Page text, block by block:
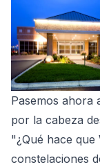
Pasemos ahora
por la cabeza
"¿Qué hace que
constelaciones